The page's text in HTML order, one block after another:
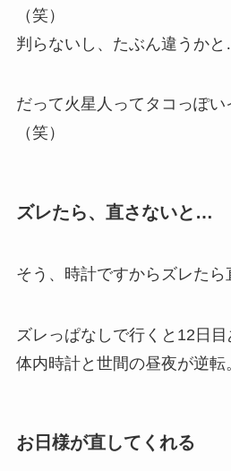
（笑）
判らないし、たぶん違うか
だって火星人ってタコっぽい
（笑）
ズレたら、直さないと…
そう、時計ですからズレたら
ズレっぱなしで行くと12日
体内時計と世間の昼夜が逆転
お日様が直してくれる